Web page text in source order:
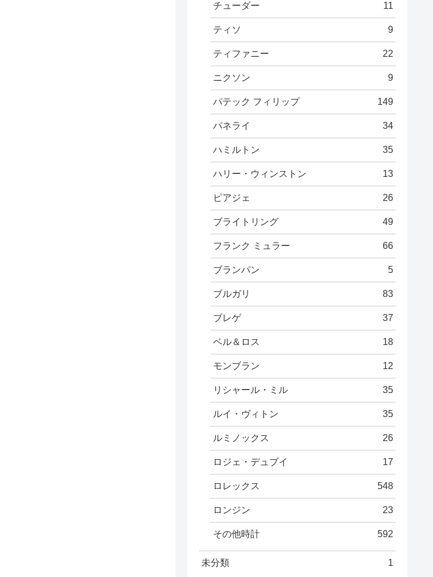
チューダー 11
ティソ 9
ティファニー 22
ニクソン 9
パテック フィリップ 149
パネライ 34
ハミルトン 35
ハリー・ウィンストン 13
ピアジェ 26
ブライトリング 49
フランク ミュラー 66
ブランパン 5
ブルガリ 83
ブレゲ 37
ベル＆ロス 18
モンブラン 12
リシャール・ミル 35
ルイ・ヴィトン 35
ルミノックス 26
ロジェ・デュブイ 17
ロレックス 548
ロンジン 23
その他時計 592
未分類 1